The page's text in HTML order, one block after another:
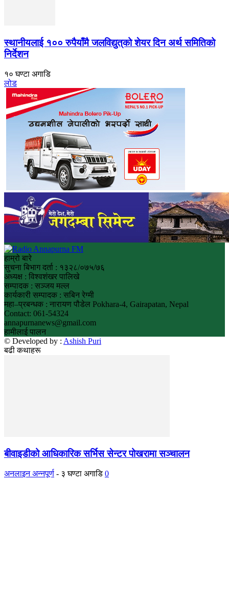
स्थानीयलाई १०० रुपैयाँमै जलविद्युत्‌को शेयर दिन अर्थ समितिको
निर्देशन
१० घण्टा अगाडि
लोड
हाम्रो बारे
सुचना बिभाग दर्ता : १३२८/०७५/७६
अध्यक्ष : विश्वशंखर पालिखे
सम्पादक : सञ्जय मल्ल
कार्यकारी सम्पादक : सबिन रेग्मी
महा–प्रबन्धक : नारायण पौडेल Pokhara-4, Gairapatan, Nepal
Contact: 061-54324
annapurnanews@gmail.com
हामीलाई पालन
© Developed by : Ashish Puri
बढी कथाहरू
बीवाइडीको आधिकारिक सर्भिस सेन्टर पोखरामा सञ्चालन
अनलाइन अन्नपूर्ण - ३ घण्टा अगाडि 0